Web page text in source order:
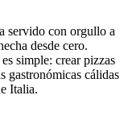
servido con orgullo a
desde cero.
simple: crear pizzas
gastronómicas cálidas
Italia.